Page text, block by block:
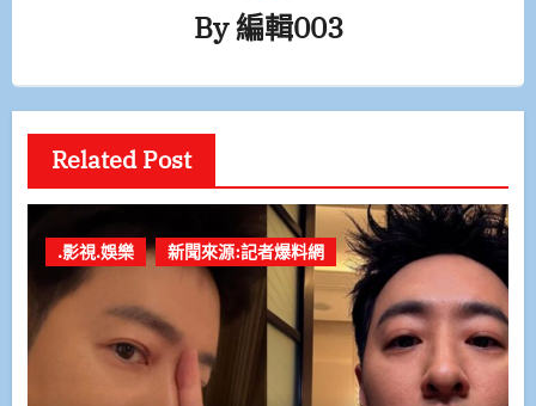
By編輯003
Related Post
.影視.娛樂 新聞來源:記者爆料網